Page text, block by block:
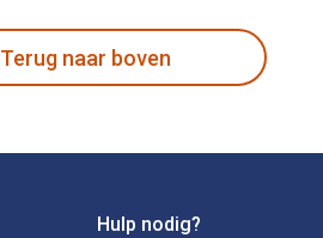
Terug naar boven
Hulp nodig?